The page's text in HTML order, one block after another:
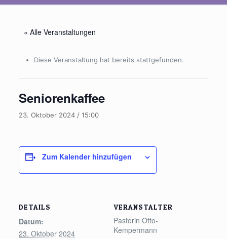
« Alle Veranstaltungen
Diese Veranstaltung hat bereits stattgefunden.
Seniorenkaffee
23. Oktober 2024 / 15:00
Zum Kalender hinzufügen
DETAILS
Datum:
23. Oktober 2024
VERANSTALTER
Pastorin Otto-
Kempermann